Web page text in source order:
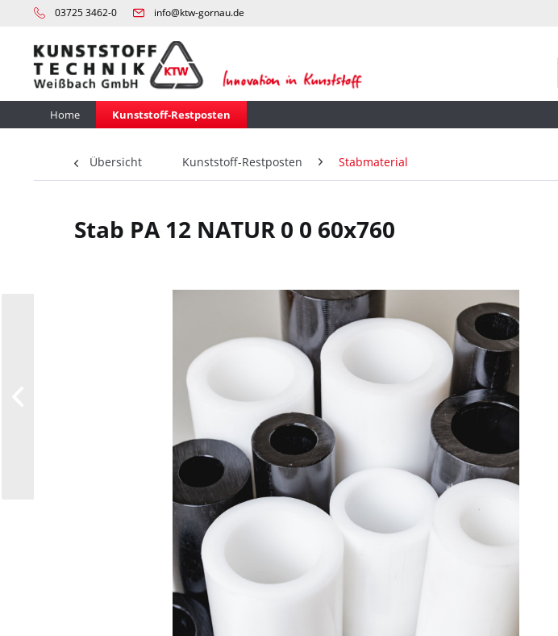
03725 3462-0 info@ktw-gornau.de
Home Kunststoff-Restposten
Übersicht Kunststoff-Restposten Stabmaterial
Stab PA 12 NATUR 0 0 60x760